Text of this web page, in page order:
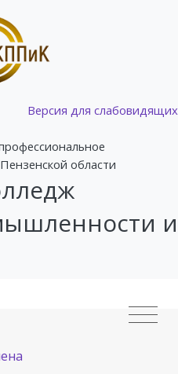
Версия для слабовидящих
области
и